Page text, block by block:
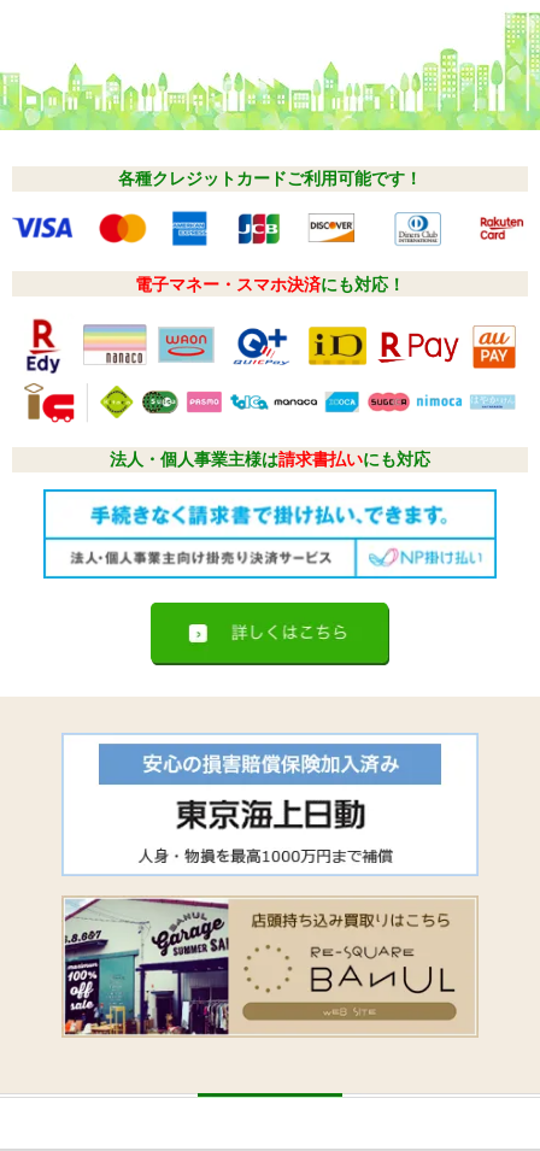
各種クレジットカードご利用可能です！
電子マネー・スマホ決済にも対応！
法人・個人事業主様は請求書払いにも対応